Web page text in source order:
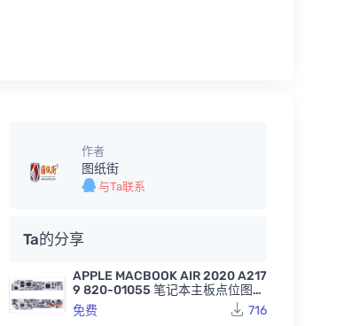
作者
图纸街
与Ta联系
Ta的分享
APPLE MACBOOK AIR 2020 A217
9 820-01055 笔记本主板点位图B
VR
免费 716